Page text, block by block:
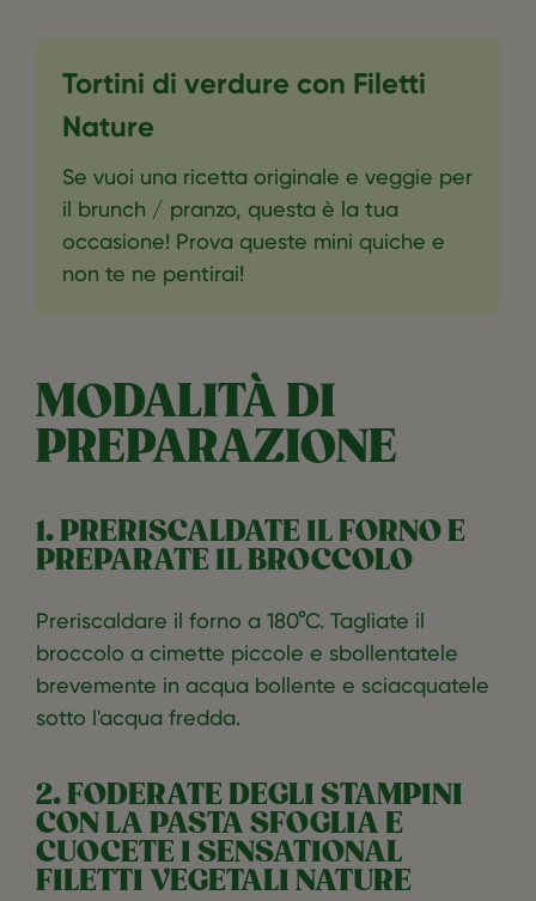
Tortini di verdure con Filetti
Nature
Se vuoi una ricetta originale e veggie per
il brunch / pranzo, questa è la tua
occasione! Prova queste mini quiche e
non te ne pentirai!
MODALITÀ DI
PREPARAZIONE
1. PRERISCALDATE IL FORNO E
PREPARATE IL BROCCOLO
Preriscaldare il forno a 180°C. Tagliate il
broccolo a cimette piccole e sbollentatele
brevemente in acqua bollente e sciacquatele
sotto l'acqua fredda.
2. FODERATE DEGLI STAMPINI
CON LA PASTA SFOGLIA E
CUOCETE I SENSATIONAL
FILETTI VEGETALI NATURE